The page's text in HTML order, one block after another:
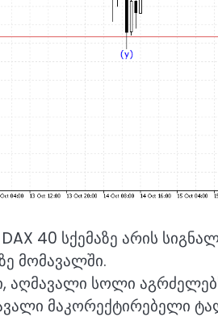
40 სქემაზე არის
მომავალში.
სოლი
მაკორექტირებელი